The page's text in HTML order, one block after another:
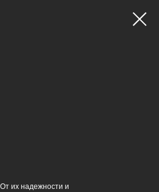
их надежности и